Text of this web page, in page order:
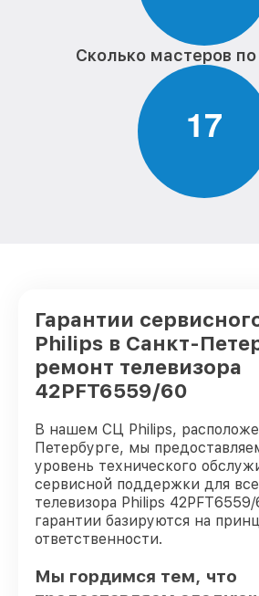
Сколько мастеров
17
Гарантии
Philips в Санкт-
ремонт телевизора
42PFT6559/60
В нашем СЦ Philips,
Петербурге, мы
уровень технического
сервисной поддержки для
телевизора Philips
гарантии базируются на
ответственности.
Мы гордимся тем, что